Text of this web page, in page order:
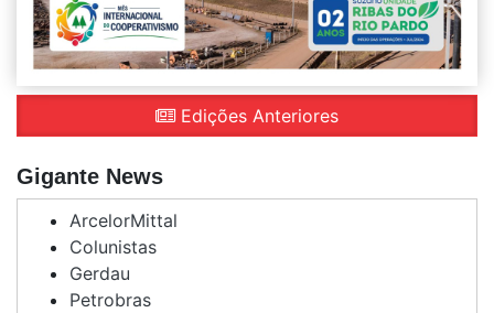
Edições Anteriores
Gigante News
ArcelorMittal
Colunistas
Gerdau
Petrobras